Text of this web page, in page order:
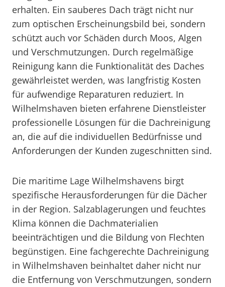
erhalten. Ein sauberes Dach trägt nicht nur
zum optischen Erscheinungsbild bei, sondern
schützt auch vor Schäden durch Moos, Algen
und Verschmutzungen. Durch regelmäßige
Reinigung kann die Funktionalität des Daches
gewährleistet werden, was langfristig Kosten
für aufwendige Reparaturen reduziert. In
Wilhelmshaven bieten erfahrene Dienstleister
professionelle Lösungen für die Dachreinigung
an, die auf die individuellen Bedürfnisse und
Anforderungen der Kunden zugeschnitten sind.
Die maritime Lage Wilhelmshavens birgt
spezifische Herausforderungen für die Dächer
in der Region. Salzablagerungen und feuchtes
Klima können die Dachmaterialien
beeinträchtigen und die Bildung von Flechten
begünstigen. Eine fachgerechte Dachreinigung
in Wilhelmshaven beinhaltet daher nicht nur
die Entfernung von Verschmutzungen, sondern